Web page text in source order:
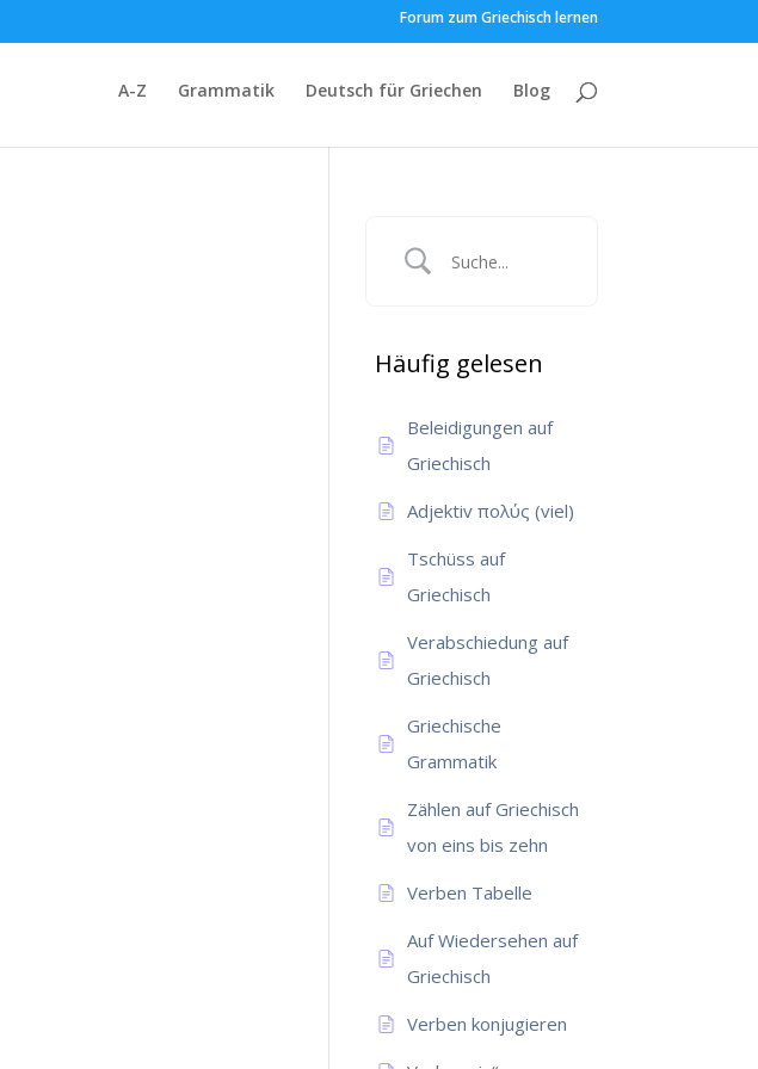
Forum zum Griechisch lernen
A-Z Grammatik Deutsch für Griechen Blog
Häufig gelesen
Beleidigungen auf
Griechisch
Adjektiv πολύς (viel)
Tschüss auf
Griechisch
Verabschiedung auf
Griechisch
Griechische
Grammatik
Zählen auf Griechisch
von eins bis zehn
Verben Tabelle
Auf Wiedersehen auf
Griechisch
Verben konjugieren